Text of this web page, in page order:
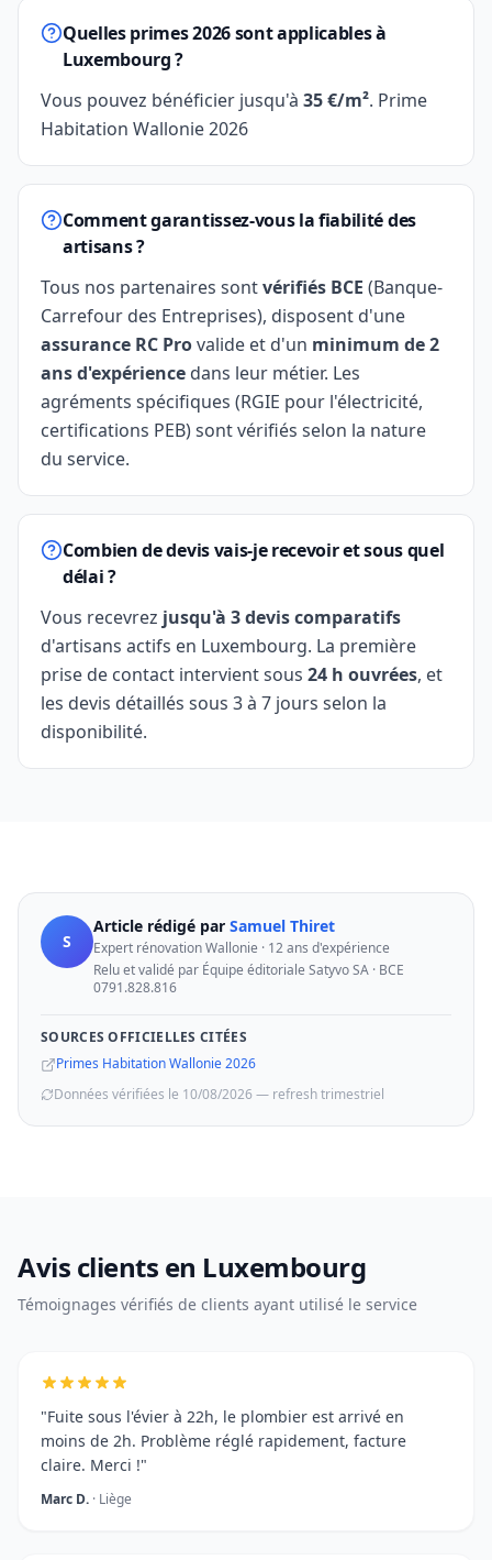
Quelles primes 2026 sont applicables à
Luxembourg ?
Vous pouvez bénéficier jusqu'à 35 €/m². Prime
Habitation Wallonie 2026
Comment garantissez-vous la fiabilité des
artisans ?
Tous nos partenaires sontvérifiés BCE (Banque-
Carrefour des Entreprises), disposent d'une
assurance RC Provalide et d'un minimum de 2
ans d'expérience dans leur métier. Les
agréments spécifiques (RGIE pour l'électricité,
certifications PEB) sont vérifiés selon la nature
du service.
Combien de devis vais-je recevoir et sous quel
délai ?
Vous recevrez jusqu'à 3 devis comparatifs
d'artisans actifs en Luxembourg. La première
prise de contact intervient sous 24 h ouvrées, et
les devis détaillés sous 3 à 7 jours selon la
disponibilité.
S
Article rédigé par Samuel Thiret
Expert rénovation Wallonie · 12 ans d'expérience
Relu et validé par Équipe éditoriale Satyvo SA · BCE
0791.828.816
SOURCES OFFICIELLES CITÉES
Primes Habitation Wallonie 2026
Données vérifiées le 10/08/2026 — refresh trimestriel
Avis clients en Luxembourg
Témoignages vérifiés de clients ayant utilisé le service
"Fuite sous l'évier à 22h, le plombier est arrivé en
moins de 2h. Problème réglé rapidement, facture
claire. Merci !"
Marc D. · Liège